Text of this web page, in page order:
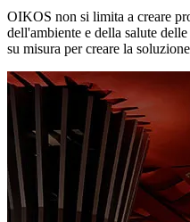
OIKOS non si limita a creare
dell'ambiente e della salute
su misura per creare la